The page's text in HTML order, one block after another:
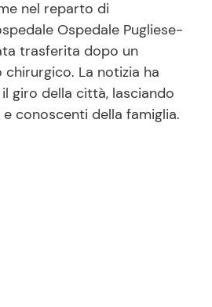
nel reparto di
Ospedale Pugliese-
trasferita dopo un
La notizia ha
giro della città, lasciando
conoscenti della famiglia.